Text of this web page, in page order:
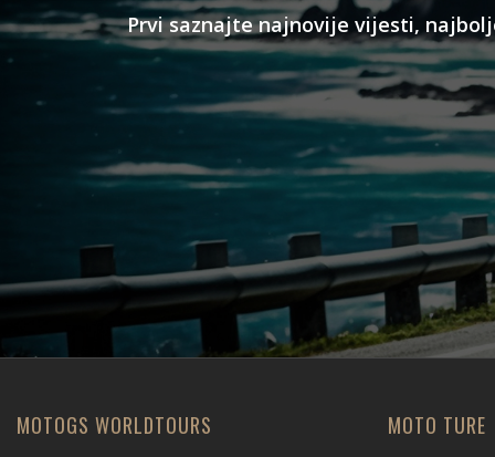
Prvi saznajte najnovije vijesti,
MOTOGS WORLDTOURS MOTO TURE